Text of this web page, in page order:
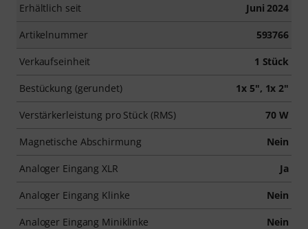
Erhältlich seit Juni 2024
Artikelnummer 593766
Verkaufseinheit 1 Stück
Bestückung (gerundet) 1x 5", 1x 2"
Verstärkerleistung pro Stück (RMS) 70 W
Magnetische Abschirmung Nein
Analoger Eingang XLR Ja
Analoger Eingang Klinke Nein
Analoger Eingang Miniklinke Nein